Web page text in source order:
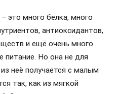
это много белка, много
антиоксидантов,
и ещё очень много
питание. Но она не для
неё получается с малым
так, как из мягкой